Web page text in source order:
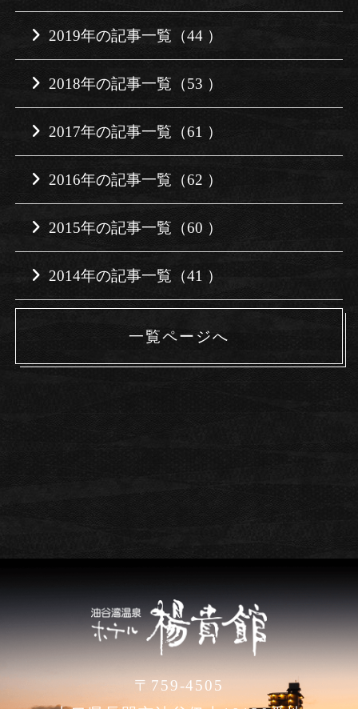
2019年の記事一覧（44 ）
2018年の記事一覧（53 ）
2017年の記事一覧（61 ）
2016年の記事一覧（62 ）
2015年の記事一覧（60 ）
2014年の記事一覧（41 ）
一覧ページへ
〒759-4505